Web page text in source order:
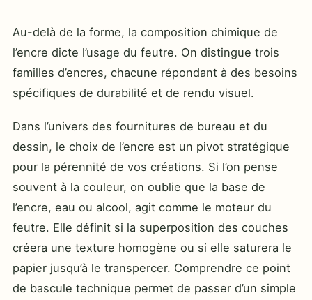
Au-delà de la forme, la composition chimique de
l’encre dicte l’usage du feutre. On distingue trois
familles d’encres, chacune répondant à des besoins
spécifiques de durabilité et de rendu visuel.
Dans l’univers des fournitures de bureau et du
dessin, le choix de l’encre est un pivot stratégique
pour la pérennité de vos créations. Si l’on pense
souvent à la couleur, on oublie que la base de
l’encre, eau ou alcool, agit comme le moteur du
feutre. Elle définit si la superposition des couches
créera une texture homogène ou si elle saturera le
papier jusqu’à le transpercer. Comprendre ce point
de bascule technique permet de passer d’un simple